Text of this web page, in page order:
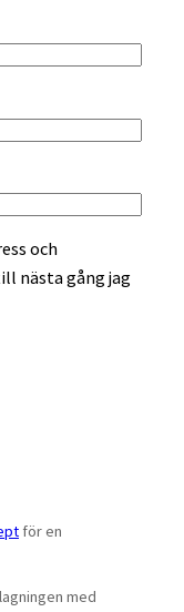
och
nästa gång jag
för en
med